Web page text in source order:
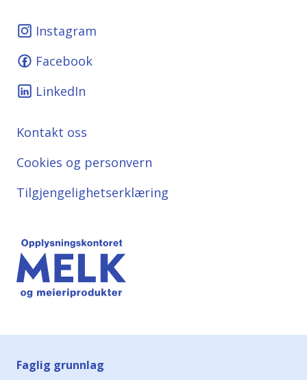
Instagram
Facebook
LinkedIn
Kontakt oss
Cookies og personvern
Tilgjengelighetserklæring
Faglig grunnlag